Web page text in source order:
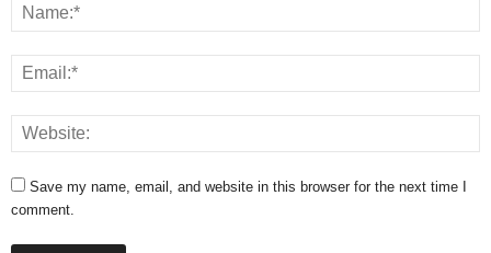
Save my name, email, and website in this browser for the next time I
comment.